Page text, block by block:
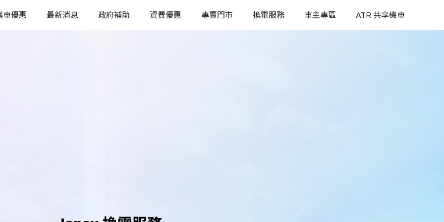
車優惠 最新消息 政府補助 資費優惠 專賣門市 換電服務 車主專區 ATR 共享機車